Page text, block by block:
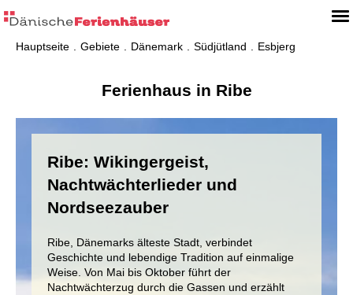
Hauptseite Gebiete Dänemark Südjütland Esbjerg
Ferienhaus in Ribe
Ribe: Wikingergeist,
Nachtwächterlieder und
Nordseezauber
Ribe, Dänemarks älteste Stadt, verbindet
Geschichte und lebendige Tradition auf einmalige
Weise. Von Mai bis Oktober führt der
Nachtwächterzug durch die Gassen und erzählt